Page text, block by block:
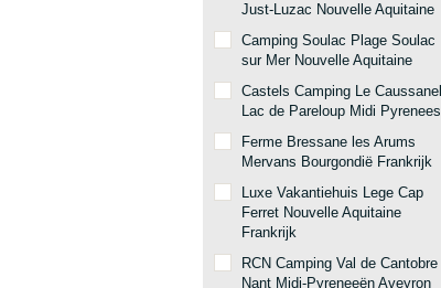
Just-Luzac Nouvelle Aquitaine
Camping Soulac Plage Soulac
sur Mer Nouvelle Aquitaine
Castels Camping Le Caussanel
Lac de Pareloup Midi Pyrenees
Ferme Bressane les Arums
Mervans Bourgondië Frankrijk
Luxe Vakantiehuis Lege Cap
Ferret Nouvelle Aquitaine
Frankrijk
RCN Camping Val de Cantobre
Nant Midi-Pyreneeën Aveyron